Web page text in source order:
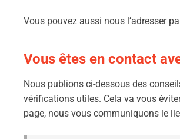
Vous pouvez aussi nous l’adresser
Vous êtes en contact
Nous publions ci-dessous des
vérifications utiles. Cela va vous
page, nous vous communiquons le